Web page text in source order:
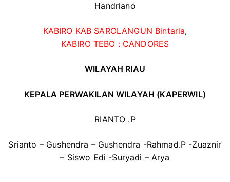
Handriano
KABIRO KAB SAROLANGUN Bintaria,
KABIRO TEBO : CANDORES
WILAYAH RIAU
KEPALA PERWAKILAN WILAYAH (KAPERWIL)
RIANTO .P
Srianto – Gushendra – Gushendra -Rahmad.P -Zuaznir
– Siswo Edi -Suryadi – Arya